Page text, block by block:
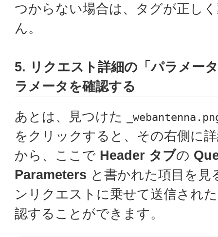
つからない場合は、タグが正し
ん。
5. リクエスト詳細の「パラメー
ラメータを確認する
あとは、見つけた
をクリックすると、その右側に
から、ここで Header タブの
Parameters と書かれた項目を見
ンリクエストに乗せて送信され
認することができます。